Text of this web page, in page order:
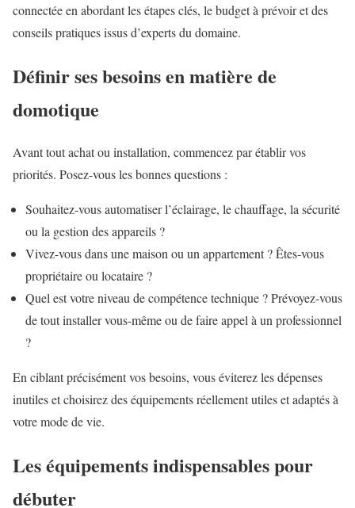
connectée en abordant les étapes clés, le budget à prévoir et des
conseils pratiques issus d’experts du domaine.
Définir ses besoins en matière de
domotique
Avant tout achat ou installation, commencez par établir vos
priorités. Posez-vous les bonnes questions :
Souhaitez-vous automatiser l’éclairage, le chauffage, la sécurité
ou la gestion des appareils ?
Vivez-vous dans une maison ou un appartement ? Êtes-vous
propriétaire ou locataire ?
Quel est votre niveau de compétence technique ? Prévoyez-vous
de tout installer vous-même ou de faire appel à un professionnel
?
En ciblant précisément vos besoins, vous éviterez les dépenses
inutiles et choisirez des équipements réellement utiles et adaptés à
votre mode de vie.
Les équipements indispensables pour
débuter